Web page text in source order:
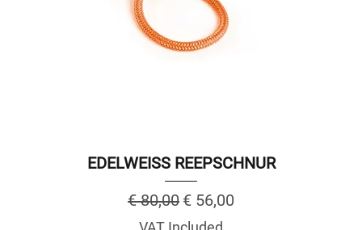
EDELWEISS REEPSCHNUR
Regular Price
€ 80,00 Sale Price
€ 56,00